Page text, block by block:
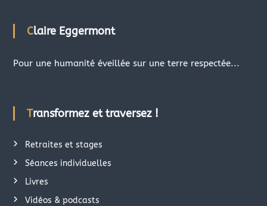
Claire Eggermont
Pour une humanité éveillée sur une terre respectée...
Transformez et traversez !
Retraites et stages
Séances individuelles
Livres
Vidéos & podcasts